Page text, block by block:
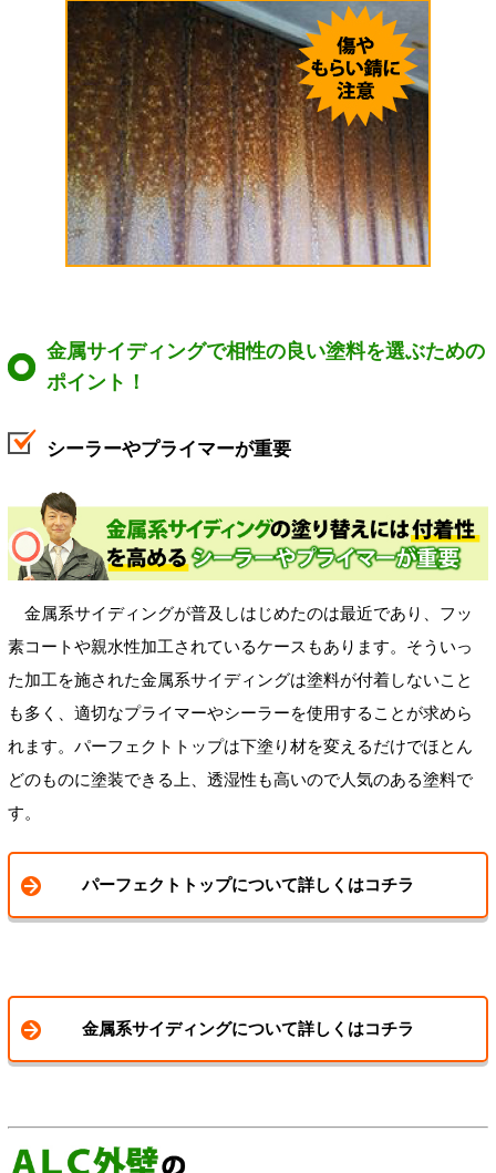
金属サイディングで相性の良い塗料を選ぶための
ポイント！
シーラーやプライマーが重要
金属系サイディングが普及しはじめたのは最近であり、フッ
素コートや親水性加工されているケースもあります。そういっ
た加工を施された金属系サイディングは塗料が付着しないこと
も多く、適切なプライマーやシーラーを使用することが求めら
れます。パーフェクトトップは下塗り材を変えるだけでほとん
どのものに塗装できる上、透湿性も高いので人気のある塗料で
す。
パーフェクトトップについて詳しくはコチラ
金属系サイディングについて詳しくはコチラ